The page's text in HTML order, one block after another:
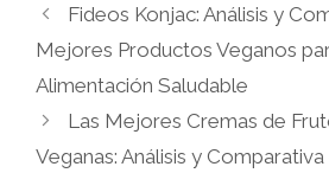
Fideos Konjac: Análisis y
Mejores Productos Veganos
Alimentación Saludable
Las Mejores Cremas de
Veganas: Análisis y